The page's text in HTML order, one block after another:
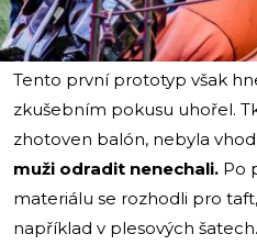
Tento první prototyp však
zkušebním pokusu uhořel.
zhotoven balón, nebyla
muži odradit nenechali. Po
materiálu se rozhodli pro
například v plesových